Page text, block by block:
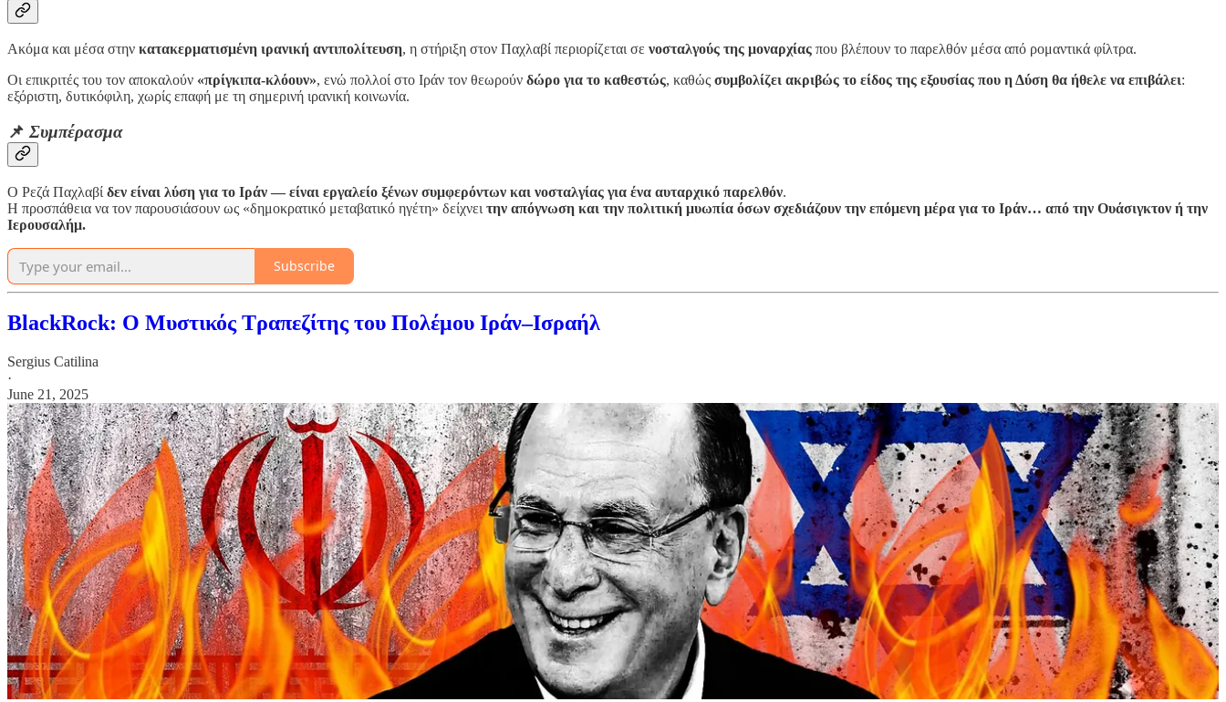
Ακόμα και μέσα στην κατακερματισμένη ιρανική αντιπολίτευση, η στήριξη στον Παχλαβί περιορίζεται σε νοσταλγούς της μοναρχίας που βλέπουν το παρελθόν μέσα από ρομαντικά φίλτρα.
Οι επικριτές του τον αποκαλούν «πρίγκιπα-κλόουν», ενώ πολλοί στο Ιράν τον θεωρούν δώρο για το καθεστώς, καθώς συμβολίζει ακριβώς το είδος της εξουσίας που η Δύση θα ήθελε να επιβάλει:
εξόριστη, δυτικόφιλη, χωρίς επαφή με τη σημερινή ιρανική κοινωνία.
📌 Συμπέρασμα
Ο Ρεζά Παχλαβί δεν είναι λύση για το Ιράν — είναι εργαλείο ξένων συμφερόντων και νοσταλγίας για ένα αυταρχικό παρελθόν.
Η προσπάθεια να τον παρουσιάσουν ως «δημοκρατικό μεταβατικό ηγέτη» δείχνει την απόγνωση και την πολιτική μυωπία όσων σχεδιάζουν την επόμενη μέρα για το Ιράν… από την Ουάσιγκτον ή την
Ιερουσαλήμ.
Subscribe
BlackRock: Ο Μυστικός Τραπεζίτης του Πολέμου Ιράν–Ισραήλ
Sergius Catilina
·
June 21, 2025